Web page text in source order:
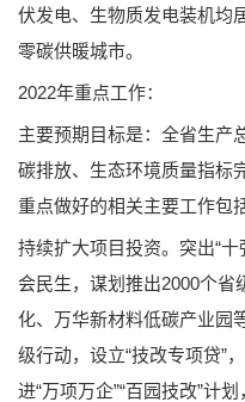
伏发电、生物质发电装机均
零碳供暖城市。
2022年重点工作：
主要预期目标是：全省生产
碳排放、生态环境质量指标
重点做好的相关主要工作包括
持续扩大项目投资。突出“
会民生，谋划推出2000个省
化、万华新材料低碳产业园
级行动，设立“技改专项贷”
进“万项万企”“百园技改”计